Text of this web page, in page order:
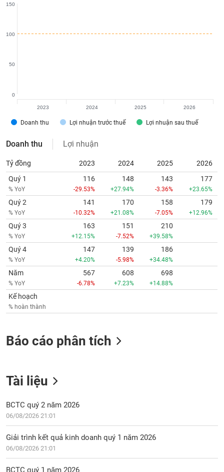
Doanh thu Lợi nhuận trước thuế Lợi nhuận sau thuế
0
50
100
150
2023 2024 2025 2026
Doanh thu Lợi nhuận
Tỷ đồng 2023 2024 2025
2026
Quý 1
% YoY
116
-29.53%
148
+27.94%
143
-3.36%
177
+23.65%
Quý 2
% YoY
141
-10.32%
170
+21.08%
158
-7.05%
179
+12.96%
Quý 3
% YoY
163
+12.15%
151
-7.52%
210
+39.58%
Quý 4
% YoY
147
+4.20%
139
-5.98%
186
+34.48%
Năm
% YoY
567
-6.78%
608
+7.23%
698
+14.88%
Kế hoạch
% hoàn thành
Báo cáo phân tích
Tài liệu
BCTC quý 2 năm 2026
06/08/2026 21:01
Giải trình kết quả kinh doanh quý 1 năm 2026
06/08/2026 21:01
BCTC quý 1 năm 2026
Dữ
chính